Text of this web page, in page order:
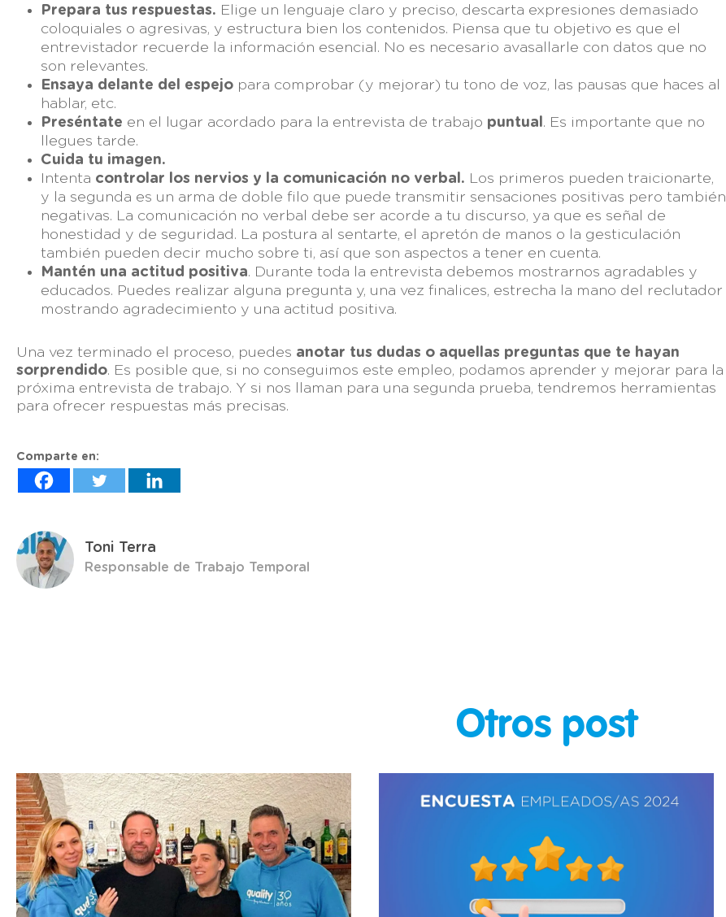
Prepara tus respuestas. Elige un lenguaje claro y preciso, descarta expresiones demasiado
coloquiales o agresivas, y estructura bien los contenidos. Piensa que tu objetivo es que el
entrevistador recuerde la información esencial. No es necesario avasallarle con datos que no
son relevantes.
Ensaya delante del espejo para comprobar (y mejorar) tu tono de voz, las pausas que haces al
hablar, etc.
Preséntate en el lugar acordado para la entrevista de trabajo puntual. Es importante que no
llegues tarde.
Cuida tu imagen.
Intenta controlar los nervios y la comunicación no verbal. Los primeros pueden traicionarte,
y la segunda es un arma de doble filo que puede transmitir sensaciones positivas pero también
negativas. La comunicación no verbal debe ser acorde a tu discurso, ya que es señal de
honestidad y de seguridad. La postura al sentarte, el apretón de manos o la gesticulación
también pueden decir mucho sobre ti, así que son aspectos a tener en cuenta.
Mantén una actitud positiva. Durante toda la entrevista debemos mostrarnos agradables y
educados. Puedes realizar alguna pregunta y, una vez finalices, estrecha la mano del reclutador
mostrando agradecimiento y una actitud positiva.
Una vez terminado el proceso, puedes anotar tus dudas o aquellas preguntas que te hayan
sorprendido. Es posible que, si no conseguimos este empleo, podamos aprender y mejorar para la
próxima entrevista de trabajo. Y si nos llaman para una segunda prueba, tendremos herramientas
para ofrecer respuestas más precisas.
Comparte en:
Toni Terra
Responsable de Trabajo Temporal
Otros post